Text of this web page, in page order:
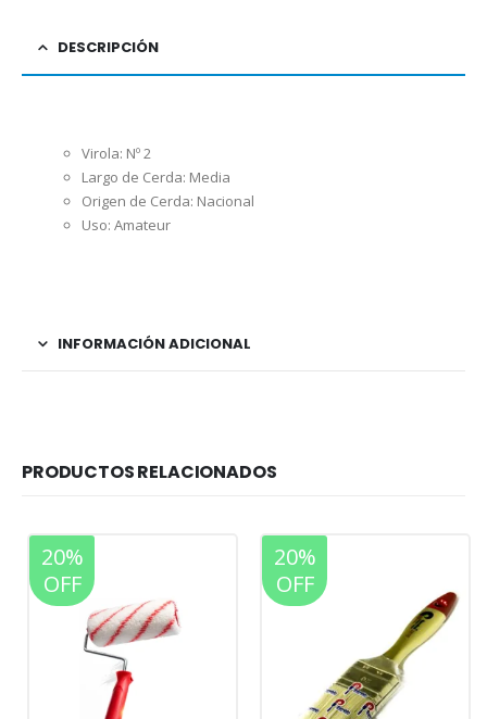
DESCRIPCIÓN
Virola: Nº 2
Largo de Cerda: Media
Origen de Cerda: Nacional
Uso: Amateur
INFORMACIÓN ADICIONAL
PRODUCTOS RELACIONADOS
20%
OFF
20%
OFF